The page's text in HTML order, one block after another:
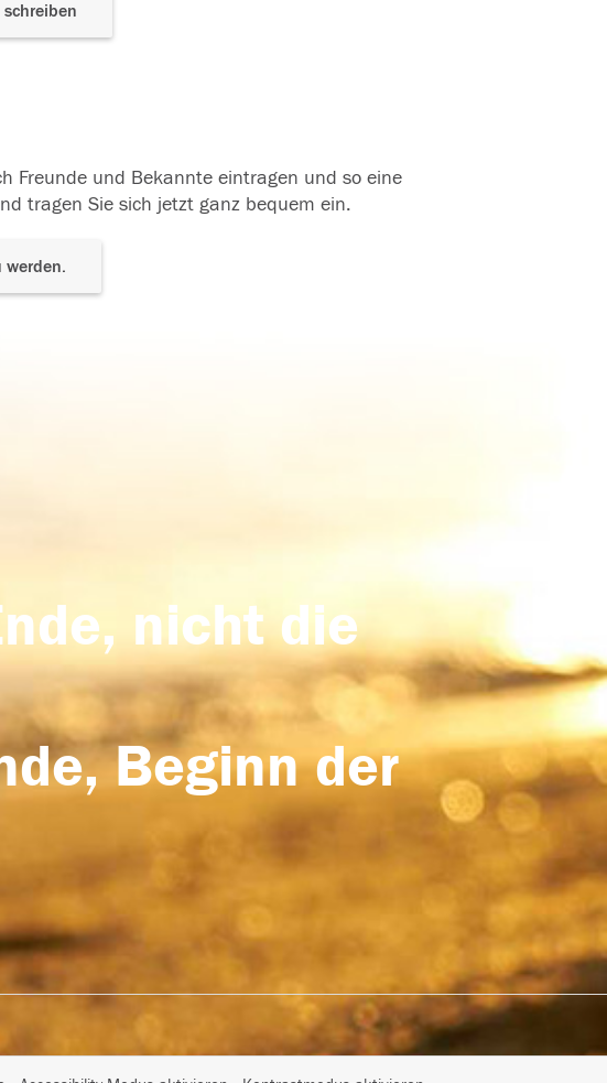
Freunde und Bekannte eintragen und so eine
tragen Sie sich jetzt ganz bequem ein.
werden.
nicht die
Beginn der